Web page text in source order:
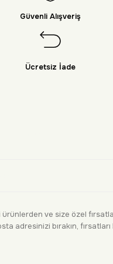
Güvenli Alışveriş
Ücretsiz İade
ürünlerden ve size özel
adresinizi bırakın, fırsatları